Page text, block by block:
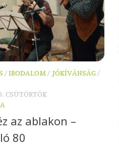
/IRODALOM/JÓKÍVÁNSÁG /
CSÜTÖRTÖK
az ablakon –
80